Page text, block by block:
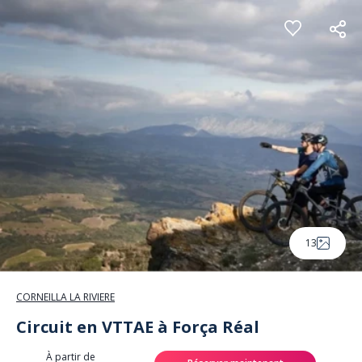
Panneau de gestion des cookies
13
CORNEILLA LA RIVIERE
Circuit en VTTAE à Força Réal
À partir de